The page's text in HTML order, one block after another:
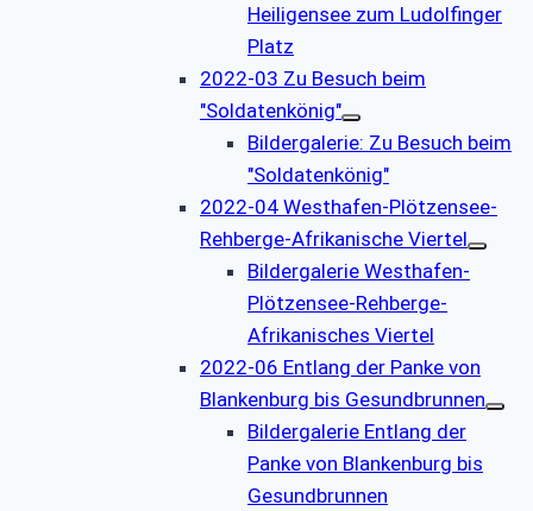
Heiligensee zum Ludolfinger
Platz
2022-03 Zu Besuch beim
"Soldatenkönig"
Bildergalerie: Zu Besuch beim
"Soldatenkönig"
2022-04 Westhafen-Plötzensee-
Rehberge-Afrikanische Viertel
Bildergalerie Westhafen-
Plötzensee-Rehberge-
Afrikanisches Viertel
2022-06 Entlang der Panke von
Blankenburg bis Gesundbrunnen
Bildergalerie Entlang der
Panke von Blankenburg bis
Gesundbrunnen